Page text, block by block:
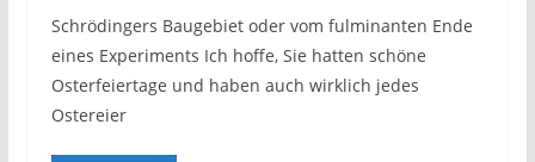
Schrödingers Baugebiet oder vom fulminanten Ende
eines Experiments Ich hoffe, Sie hatten schöne
Osterfeiertage und haben auch wirklich jedes
Ostereier